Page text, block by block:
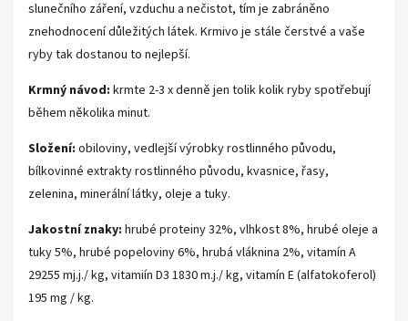
slunečního záření, vzduchu a nečistot, tím je zabráněno
znehodnocení důležitých látek. Krmivo je stále čerstvé a vaše
ryby tak dostanou to nejlepší.
Krmný návod: krmte 2-3 x denně jen tolik kolik ryby spotřebují
během několika minut.
Složení: obiloviny, vedlejší výrobky rostlinného původu,
bílkovinné extrakty rostlinného původu, kvasnice, řasy,
zelenina, minerální látky, oleje a tuky.
Jakostní znaky: hrubé proteiny 32%, vlhkost 8%, hrubé oleje a
tuky 5%, hrubé popeloviny 6%, hrubá vláknina 2%, vitamín A
29255 mj.j./ kg, vitamiín D3 1830 m.j./ kg, vitamín E (alfatokoferol)
195 mg / kg.